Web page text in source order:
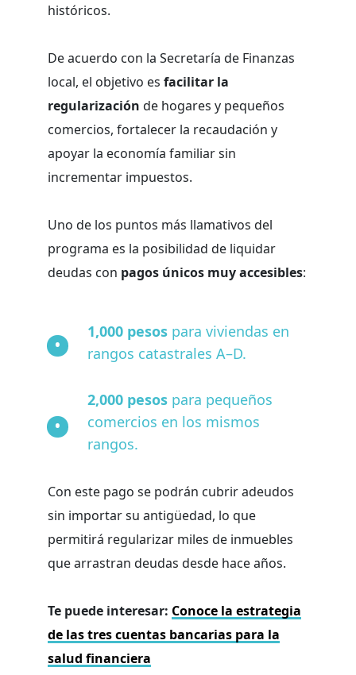
históricos.
De acuerdo con la Secretaría de Finanzas
local, el objetivo es facilitar la
regularización de hogares y pequeños
comercios, fortalecer la recaudación y
apoyar la economía familiar sin
incrementar impuestos.
Uno de los puntos más llamativos del
programa es la posibilidad de liquidar
deudas con pagos únicos muy accesibles:
1,000 pesos para viviendas en
rangos catastrales A–D.
2,000 pesos para pequeños
comercios en los mismos
rangos.
Con este pago se podrán cubrir adeudos
sin importar su antigüedad, lo que
permitirá regularizar miles de inmuebles
que arrastran deudas desde hace años.
Te puede interesar: Conoce la estrategia
de las tres cuentas bancarias para la
salud financiera